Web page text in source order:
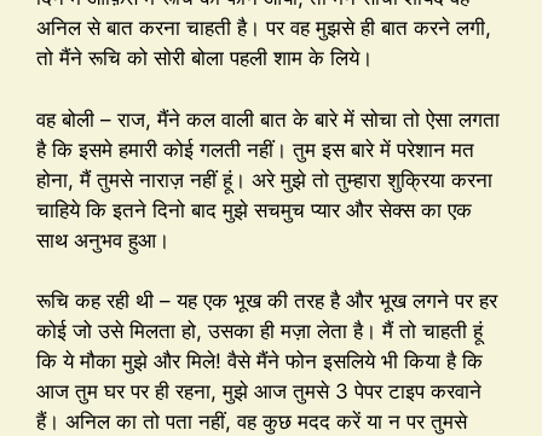
अनिल से बात करना चाहती है। पर वह मुझसे ही बात करने लगी,
तो मैंने रूचि को सोरी बोला पहली शाम के लिये।
वह बोली – राज, मैंने कल वाली बात के बारे में सोचा तो ऐसा लगता
है कि इसमे हमारी कोई गलती नहीं। तुम इस बारे में परेशान मत
होना, मैं तुमसे नाराज़ नहीं हूं। अरे मुझे तो तुम्हारा शुक्रिया करना
चाहिये कि इतने दिनो बाद मुझे सचमुच प्यार और सेक्स का एक
साथ अनुभव हुआ।
रूचि कह रही थी – यह एक भूख की तरह है और भूख लगने पर हर
कोई जो उसे मिलता हो, उसका ही मज़ा लेता है। मैं तो चाहती हूं
कि ये मौका मुझे और मिले! वैसे मैंने फोन इसलिये भी किया है कि
आज तुम घर पर ही रहना, मुझे आज तुमसे 3 पेपर टाइप करवाने
हैं। अनिल का तो पता नहीं, वह कुछ मदद करें या न पर तुमसे